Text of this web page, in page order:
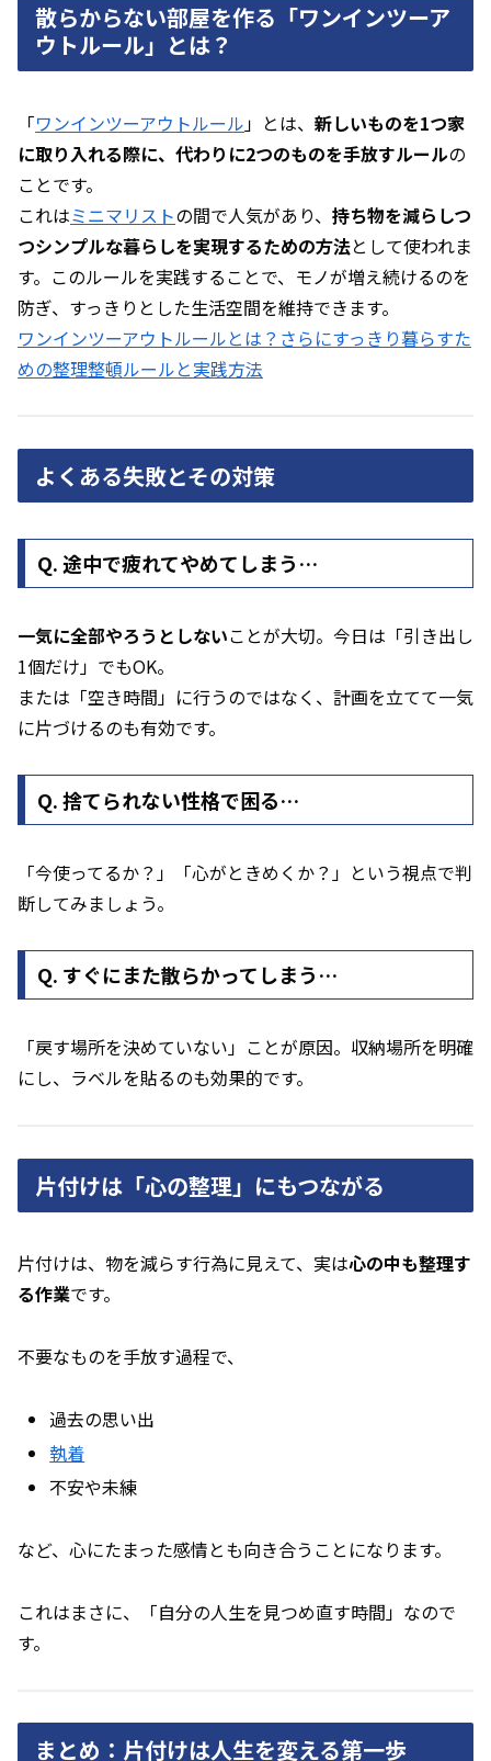
散らからない部屋を作る「ワンインツーア
ウトルール」とは？
「ワンインツーアウトルール 」とは、 新しいものを1つ家
に取り入れる際に、代わりに2つのものを手放すルールの
ことです。
これはミニマリストの間で人気があり、 持ち物を減らしつ
つシンプルな暮らしを実現するための方法として使われま
す。このルールを実践することで、モノが増え続けるのを
防ぎ、すっきりとした生活空間を維持できます。
ワンインツーアウトルールとは？さらにすっきり暮らすた
めの整理整頓ルールと実践方法
よくある失敗とその対策
Q. 途中で疲れてやめてしまう…
一気に全部やろうとしないことが大切。今日は「引き出し
1個だけ」でもOK。
または「空き時間」に行うのではなく、計画を立てて一気
に片づけるのも有効です。
Q. 捨てられない性格で困る…
「今使ってるか？」「心がときめくか？」という視点で判
断してみましょう。
Q. すぐにまた散らかってしまう…
「戻す場所を決めていない」ことが原因。収納場所を明確
にし、ラベルを貼るのも効果的です。
片付けは「心の整理」にもつながる
片付けは、物を減らす行為に見えて、実は心の中も整理す
る作業です。
不要なものを手放す過程で、
過去の思い出
執着
不安や未練
など、心にたまった感情とも向き合うことになります。
これはまさに、「自分の人生を見つめ直す時間」なので
す。
まとめ：片付けは人生を変える第一歩